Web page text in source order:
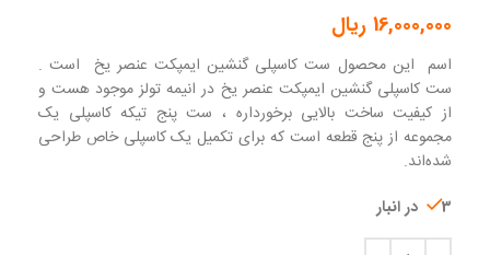
16,000,000 ریال
اسم این محصول ست کاسپلی گنشین ایمپکت عنصر یخ است .
ست کاسپلی گنشین ایمپکت عنصر یخ در انیمه تولز موجود هست و
از کیفیت ساخت بالایی برخورداره ، ست پنج تیکه کاسپلی یک
مجموعه از پنج قطعه است که برای تکمیل یک کاسپلی خاص طراحی
شده‌اند.
3 در انبار